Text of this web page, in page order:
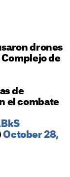
drones
Complejo de
de
el combate
October 28,